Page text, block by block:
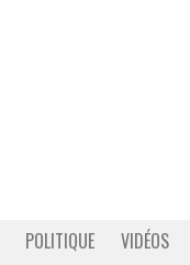
POLITIQUE VIDÉOS